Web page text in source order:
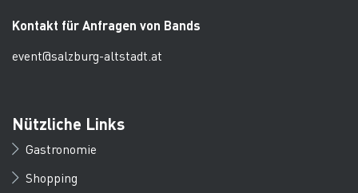
Kontakt für Anfragen von Bands
event@salzburg-altstadt.at
Nützliche Links
Gastronomie
Shopping